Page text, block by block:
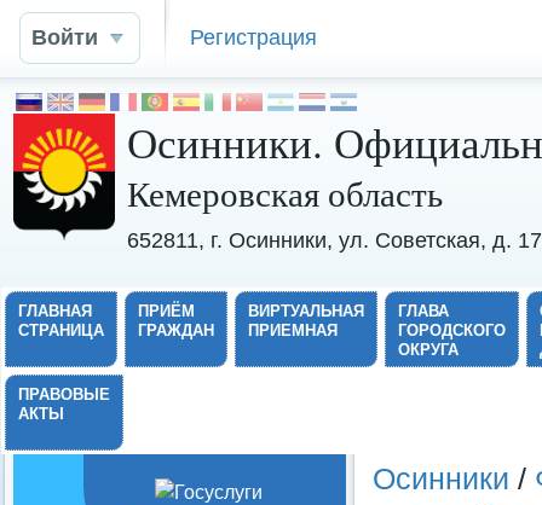
Войти Регистрация
Осинники.
Кемеровская область
652811, г. Осинники, ул. Советская, д.
ГЛАВНАЯ
СТРАНИЦА
ПРИЁМ
ГРАЖДАН
ВИРТУАЛЬНАЯ
ПРИЕМНАЯ
ГЛАВА
ГОРОДСКОГО
ОКРУГА
ПРАВОВЫЕ
АКТЫ
Осинники /